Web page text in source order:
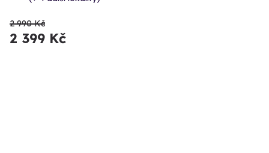
2 990 Kč
2 399 Kč